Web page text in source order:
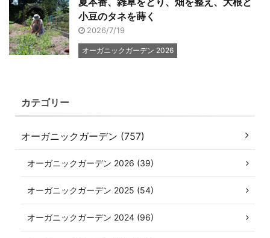
小豆のタネを蒔く
2026/7/19
オーガニックガーデン 2026
カテゴリー
オーガニックガーデン (757)
オーガニックガーデン 2026 (39)
オーガニックガーデン 2025 (54)
オーガニックガーデン 2024 (96)